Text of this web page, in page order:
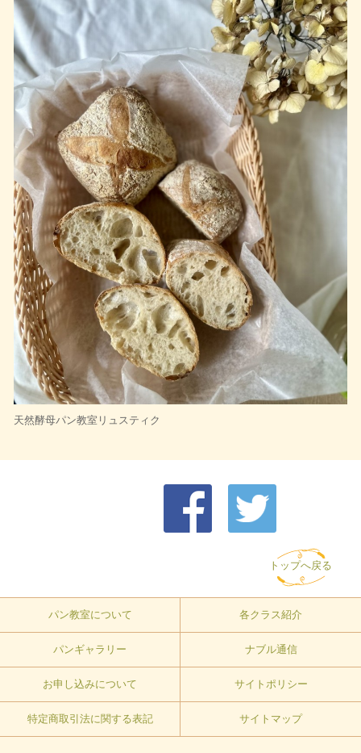
天然酵母パン教室リュスティク
トップへ戻る
パン教室について 各クラス紹介
パンギャラリー ナブル通信
お申し込みについて サイトポリシー
特定商取引法に関する表記 サイトマップ